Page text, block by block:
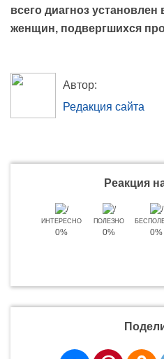
всего диагноз установлен
женщин, подвергшихся
Автор:
Редакция сайта
Реакция
ИНТЕРЕСНО
0%
ПОЛЕЗНО
0% 0%